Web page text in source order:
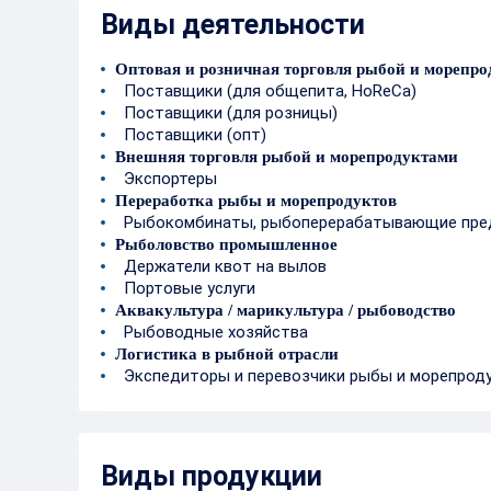
Виды деятельности
Оптовая и розничная торговля рыбой и
Поставщики (для общепита, HoReCa)
Поставщики (для розницы)
Поставщики (опт)
Внешняя торговля рыбой и морепродуктами
Экспортеры
Переработка рыбы и морепродуктов
Рыбокомбинаты, рыбоперерабатывающие
Рыболовство промышленное
Держатели квот на вылов
Портовые услуги
Аквакультура / марикультура / рыбоводство
Рыбоводные хозяйства
Логистика в рыбной отрасли
Экспедиторы и перевозчики рыбы и
Виды продукции